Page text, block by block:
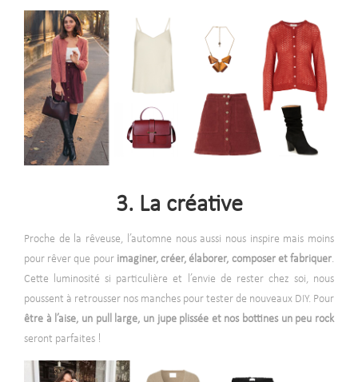
3. La créative
Proche de la rêveuse, l’automne nous aussi nous inspire mais moins
pour rêver que pourimaginer, créer, élaborer, composer et fabriquer.
Cette luminosité si particulière et l’envie de rester chez soi, nous
poussent à retrousser nos manches pour tester de nouveaux DIY. Pour
être à l’aise, un pull large, un jupe plissée et nos bottines un peu rock
seront parfaites !